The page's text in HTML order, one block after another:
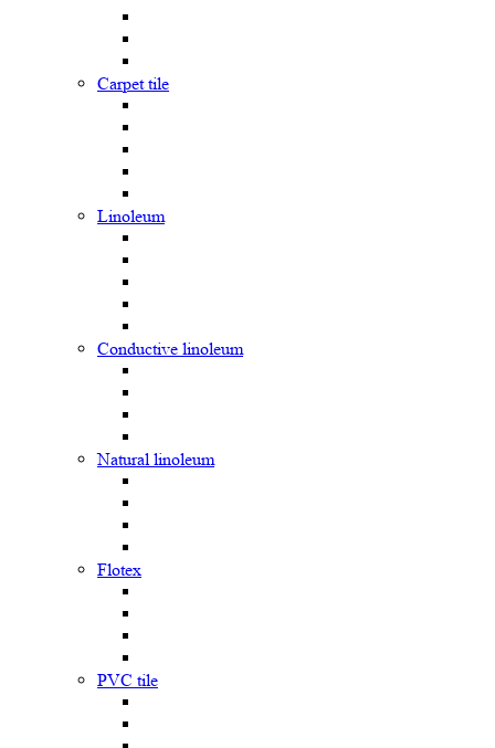
Carpet tile
Linoleum
Сonductive linoleum
Natural linoleum
Flotex
PVC tile